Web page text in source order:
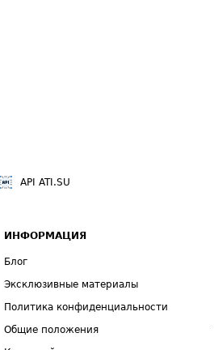
API ATI.SU
ИНФОРМАЦИЯ
Блог
Эксклюзивные материалы
Политика конфиденциальности
Общие положения